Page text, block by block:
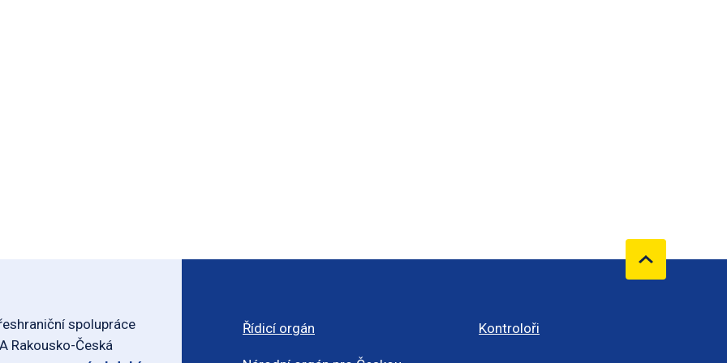
spolupráce
Rakousko-Česká
Řídicí orgán Kontroloři